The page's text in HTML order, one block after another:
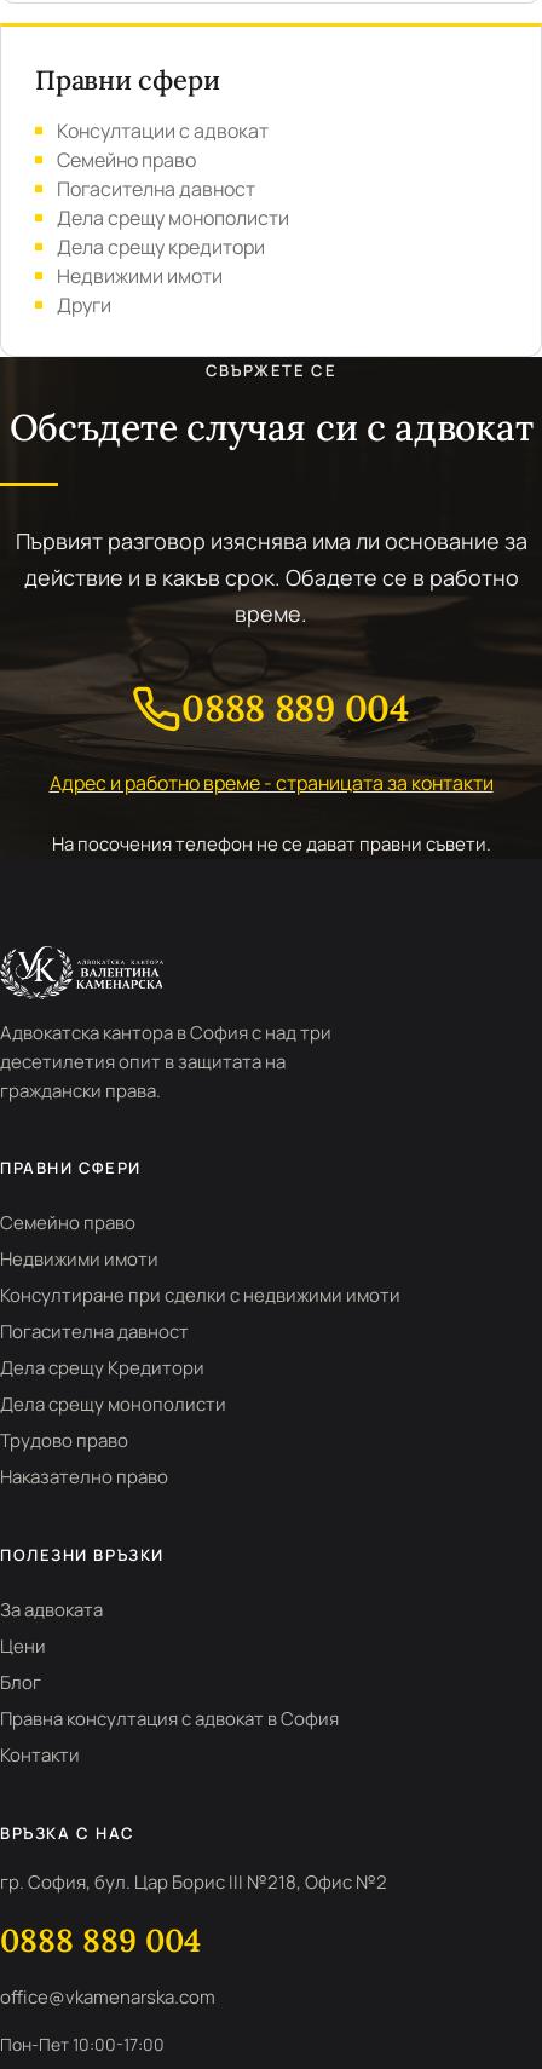
Правни сфери
Консултации с адвокат
Семейно право
Погасителна давност
Дела срещу монополисти
Дела срещу кредитори
Недвижими имоти
Други
СВЪРЖЕТЕ СЕ
Обсъдете случая си с адвокат
Първият разговор изяснява има ли основание за
действие и в какъв срок. Обадете се в работно
време.
0888 889 004
Адрес и работно време - страницата за контакти
На посочения телефон не се дават правни съвети.
Адвокатска кантора в София с над три
десетилетия опит в защитата на
граждански права.
ПРАВНИ СФЕРИ
Семейно право
Недвижими имоти
Консултиране при сделки с недвижими имоти
Погасителна давност
Дела срещу Кредитори
Дела срещу монополисти
Трудово право
Наказателно право
ПОЛЕЗНИ ВРЪЗКИ
За адвоката
Цени
Блог
Правна консултация с адвокат в София
Контакти
ВРЪЗКА С НАС
гр. София, бул. Цар Борис III №218, Офис №2
0888 889 004
office@vkamenarska.com
Пон-Пет 10:00-17:00